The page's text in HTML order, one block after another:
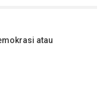
atau